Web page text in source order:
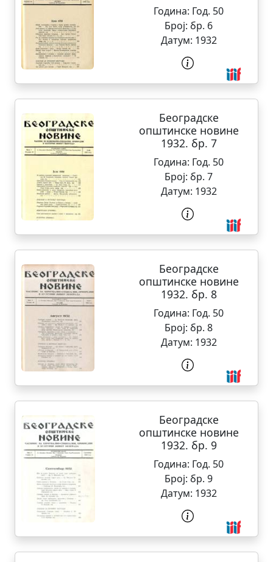
Година: Год. 50
Број: бр. 6
Датум: 1932
Београдске
општинске новине
1932. бр. 7
Година: Год. 50
Број: бр. 7
Датум: 1932
Београдске
општинске новине
1932. бр. 8
Година: Год. 50
Број: бр. 8
Датум: 1932
Београдске
општинске новине
1932. бр. 9
Година: Год. 50
Број: бр. 9
Датум: 1932